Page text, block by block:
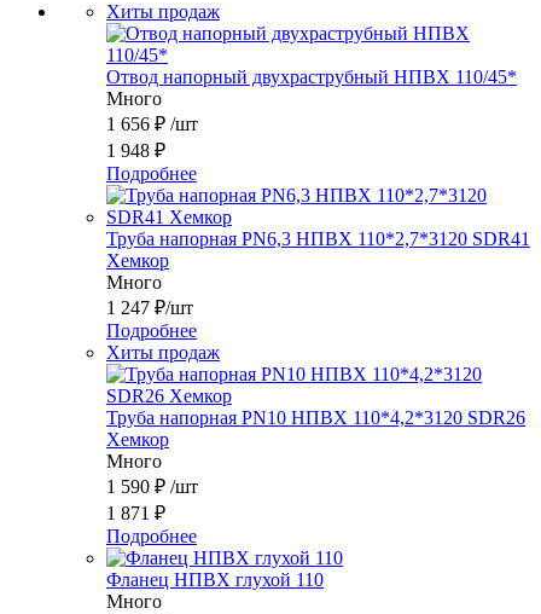
Хиты продаж
Отвод напорный двухраструбный НПВХ 110/45*
Много
1 656 ₽ /шт
1 948 ₽
Подробнее
Труба напорная PN6,3 НПВХ 110*2,7*3120 SDR41
Хемкор
Много
1 247 ₽/шт
Подробнее
Хиты продаж
Труба напорная PN10 НПВХ 110*4,2*3120 SDR26
Хемкор
Много
1 590 ₽ /шт
1 871 ₽
Подробнее
Фланец НПВХ глухой 110
Много